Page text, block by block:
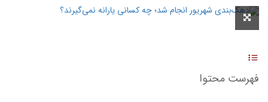
فهرست محتوا